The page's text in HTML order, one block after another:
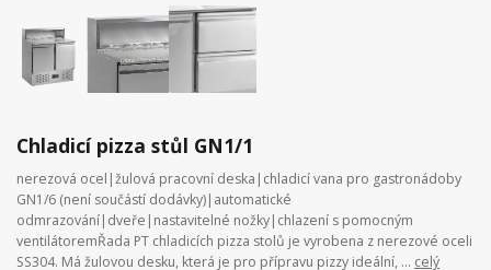
Chladicí pizza stůl GN1/1
nerezová ocel|žulová pracovní deska|chladicí vana pro gastronádoby
GN1/6 (není součástí dodávky)|automatické
odmrazování|dveře|nastavitelné nožky|chlazení s pomocným
ventilátoremŘada PT chladicích pizza stolů je vyrobena z nerezové oceli
SS304. Má žulovou desku, která je pro přípravu pizzy ideální, ... celý